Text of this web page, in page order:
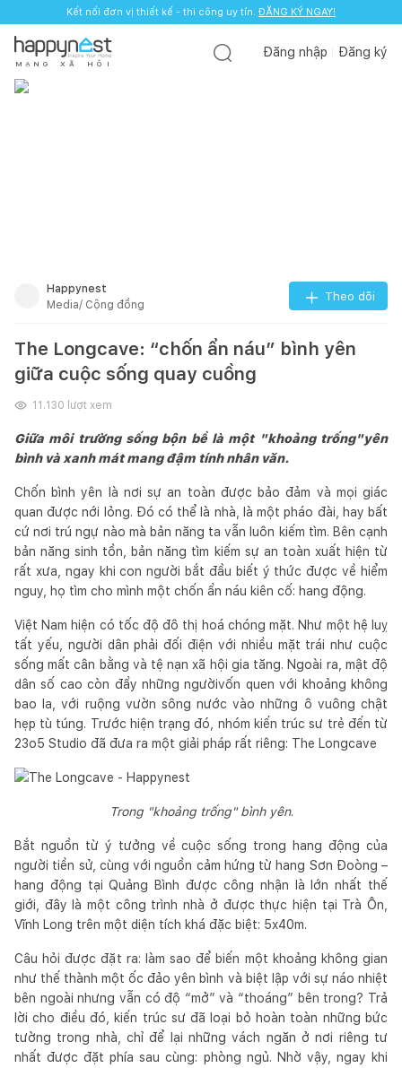
Kết nối đơn vị thiết kế - thi công uy tín. ĐĂNG KÝ NGAY!
M Ạ N G X Ã H Ộ I
Đăng nhập Đăng ký
Happynest
Media/ Cộng đồng
Theo dõi
The Longcave: “chốn ẩn náu” bình yên
giữa cuộc sống quay cuồng
11.130 lượt xem
Giữa môi trường sống bộn bề là một "khoảng trống"yên
bình và xanh mát mang đậm tính nhân văn.
Chốn bình yên là nơi sự an toàn được bảo đảm và mọi giác
quan được nới lỏng. Đó có thể là nhà, là một pháo đài, hay bất
cứ nơi trú ngự nào mà bản năng ta vẫn luôn kiếm tìm. Bên cạnh
bản năng sinh tồn, bản năng tìm kiếm sự an toàn xuất hiện từ
rất xưa, ngay khi con người bắt đầu biết ý thức được về hiểm
nguy, họ tìm cho mình một chốn ẩn náu kiên cố: hang động.
Việt Nam hiện có tốc độ đô thị hoá chóng mặt. Như một hệ luỵ
tất yếu, người dân phải đối điện với nhiều mặt trái như cuộc
sống mất cân bằng và tệ nạn xã hội gia tăng. Ngoài ra, mật độ
dân số cao còn đẩy những ngườivốn quen với khoảng không
bao la, với ruộng vườn sông nước vào những ô vuông chật
hẹp tù túng. Trước hiện trạng đó, nhóm kiến trúc sư trẻ đến từ
23o5 Studio đã đưa ra một giải pháp rất riêng: The Longcave
Trong "khoảng trống" bình yên.
Bắt nguồn từ ý tưởng về cuộc sống trong hang động của
người tiền sử, cùng với nguồn cảm hứng từ hang Sơn Đoòng –
hang động tại Quảng Bình được công nhận là lớn nhất thế
giới, đây là một công trình nhà ở được thực hiện tại Trà Ôn,
Vĩnh Long trên một diện tích khá đặc biệt: 5x40m.
Câu hỏi được đặt ra: làm sao để biến một khoảng không gian
như thế thành một ốc đảo yên bình và biệt lập với sự náo nhiệt
bên ngoài nhưng vẫn có độ “mở” và “thoáng” bên trong? Trả
lời cho điều đó, kiến trúc sư đã loại bỏ hoàn toàn những bức
tường trong nhà, chỉ để lại những vách ngăn ở nơi riêng tư
nhất được đặt phía sau cùng: phòng ngủ. Nhờ vậy, ngay khi